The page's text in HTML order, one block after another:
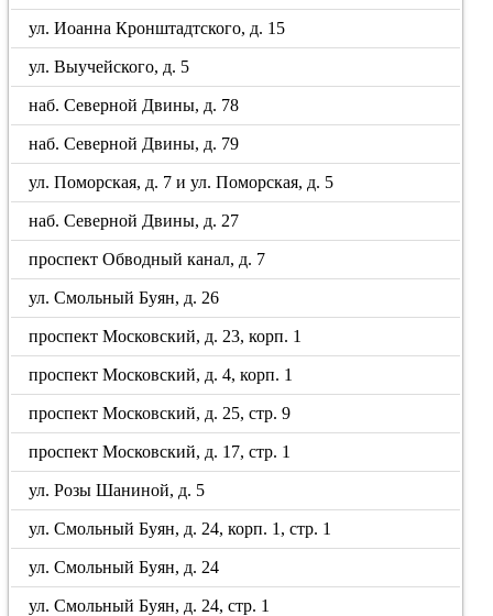
ул. Иоанна Кронштадтского, д. 15
ул. Выучейского, д. 5
наб. Северной Двины, д. 78
наб. Северной Двины, д. 79
ул. Поморская, д. 7 и ул. Поморская, д. 5
наб. Северной Двины, д. 27
проспект Обводный канал, д. 7
ул. Смольный Буян, д. 26
проспект Московский, д. 23, корп. 1
проспект Московский, д. 4, корп. 1
проспект Московский, д. 25, стр. 9
проспект Московский, д. 17, стр. 1
ул. Розы Шаниной, д. 5
ул. Смольный Буян, д. 24, корп. 1, стр. 1
ул. Смольный Буян, д. 24
ул. Смольный Буян, д. 24, стр. 1